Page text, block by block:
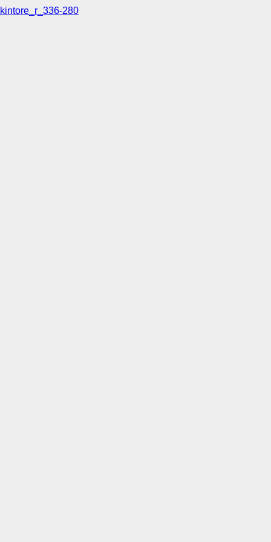
kintore_r_336-280